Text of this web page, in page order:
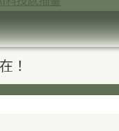
中
！